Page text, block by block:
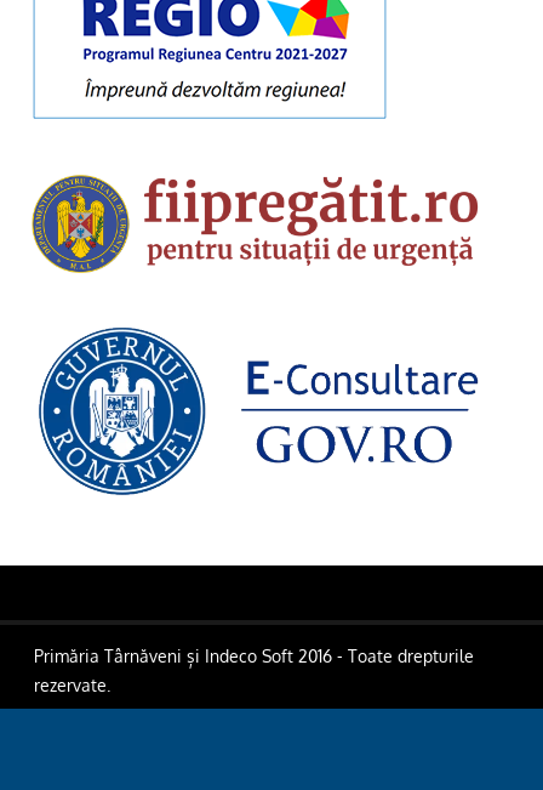
Primăria Târnăveni și Indeco Soft 2016 - Toate drepturile
rezervate.